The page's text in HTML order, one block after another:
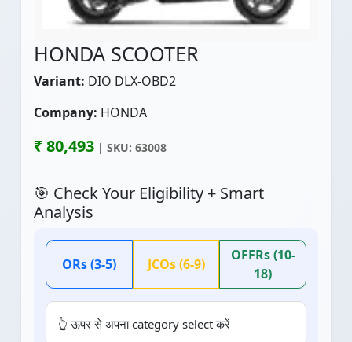
HONDA SCOOTER
Variant: DIO DLX-OBD2
Company: HONDA
₹ 80,493 | SKU: 63008
🎯 Check Your Eligibility + Smart
Analysis
ORs (3-5) JCOs (6-9)
OFFRs (10-
18)
👆 ऊपर से अपना category select करें